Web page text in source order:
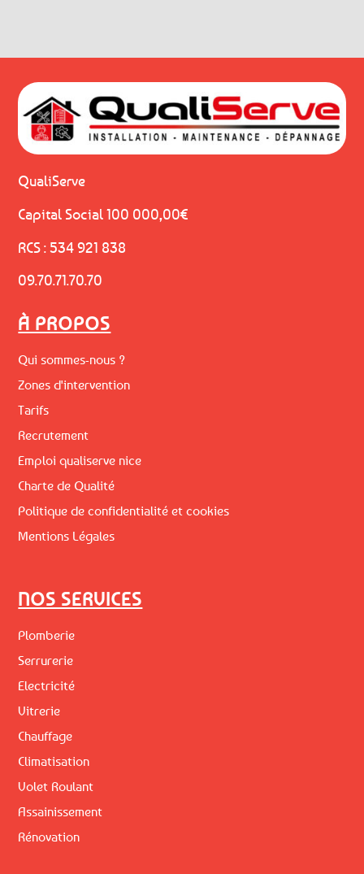
QualiServe
Capital Social 100 000,00€
RCS : 534 921 838
09.70.71.70.70
À PROPOS
Qui sommes-nous ?
Zones d'intervention
Tarifs
Recrutement
Emploi qualiserve nice
Charte de Qualité
Politique de confidentialité et cookies
Mentions Légales
NOS SERVICES
Plomberie
Serrurerie
Electricité
Vitrerie
Chauffage
Climatisation
Volet Roulant
Assainissement
Rénovation